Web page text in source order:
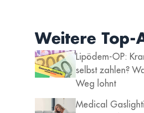
Weitere Top-
Lipödem-OP:
selbst zahlen?
Weg lohnt
Medical